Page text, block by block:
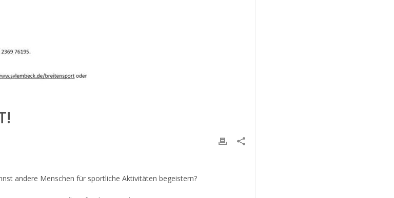
andere Menschen für sportliche Aktivitäten begeistern?